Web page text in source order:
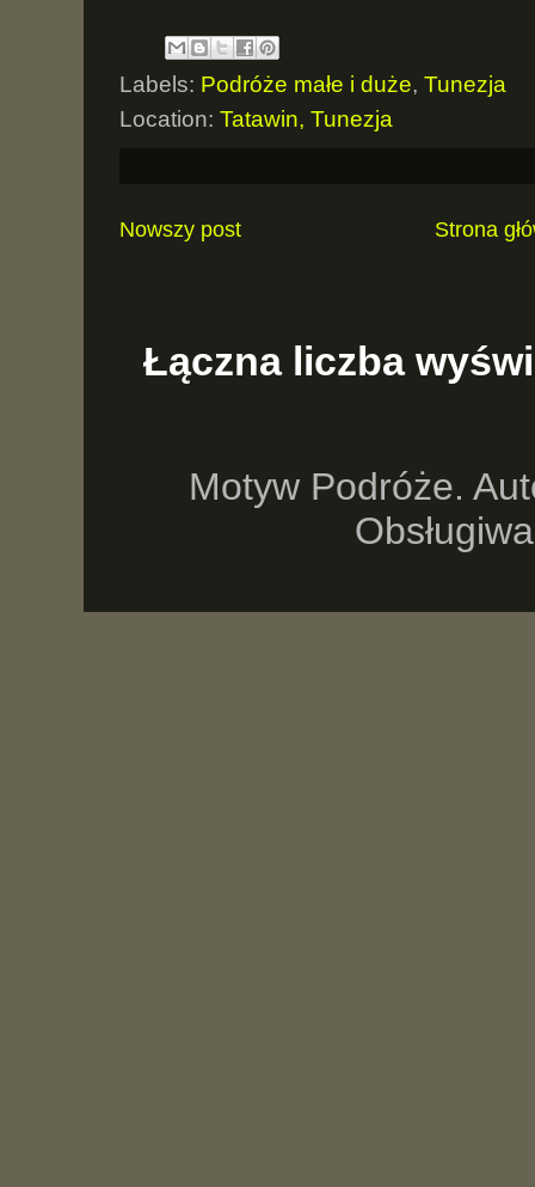
Labels: Podróże małe i duże, Tunezja
Location: Tatawin, Tunezja
Nowszy post Strona
Łączna liczba
Motyw Podróże.